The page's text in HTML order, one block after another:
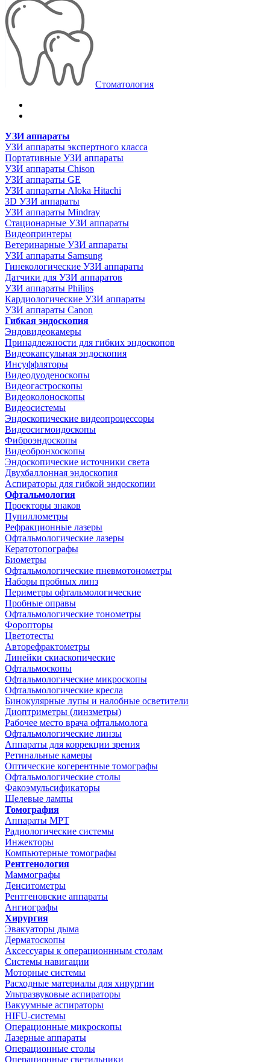
Стоматология
УЗИ аппараты
УЗИ аппараты экспертного класса
Портативные УЗИ аппараты
УЗИ аппараты Chison
УЗИ аппараты GE
УЗИ аппараты Aloka Hitachi
3D УЗИ аппараты
УЗИ аппараты Mindray
Стационарные УЗИ аппараты
Видеопринтеры
Ветеринарные УЗИ аппараты
УЗИ аппараты Samsung
Гинекологические УЗИ аппараты
Датчики для УЗИ аппаратов
УЗИ аппараты Philips
Кардиологические УЗИ аппараты
УЗИ аппараты Canon
Гибкая эндоскопия
Эндовидеокамеры
Принадлежности для гибких эндоскопов
Видеокапсульная эндоскопия
Инсуффляторы
Видеодуоденоскопы
Видеогастроскопы
Видеоколоноскопы
Видеосистемы
Эндоскопические видеопроцессоры
Видеосигмоидоскопы
Фиброэндоскопы
Видеобронхоскопы
Эндоскопические источники света
Двухбаллонная эндоскопия
Аспираторы для гибкой эндоскопии
Офтальмология
Проекторы знаков
Пупиллометры
Рефракционные лазеры
Офтальмологические лазеры
Кератотопографы
Биометры
Офтальмологические пневмотонометры
Наборы пробных линз
Периметры офтальмологические
Пробные оправы
Офтальмологические тонометры
Форопторы
Цветотесты
Авторефрактометры
Линейки скиаскопические
Офтальмоскопы
Офтальмологические микроскопы
Офтальмологические кресла
Бинокулярные лупы и налобные осветители
Диоптриметры (линзметры)
Рабочее место врача офтальмолога
Офтальмологические линзы
Аппараты для коррекции зрения
Ретинальные камеры
Оптические когерентные томографы
Офтальмологические столы
Факоэмульсификаторы
Щелевые лампы
Томография
Аппараты МРТ
Радиологические системы
Инжекторы
Компьютерные томографы
Рентгенология
Маммографы
Денситометры
Рентгеновские аппараты
Ангиографы
Хирургия
Эвакуаторы дыма
Дерматоскопы
Аксессуары к операционнным столам
Системы навигации
Моторные системы
Расходные материалы для хирургии
Ультразвуковые аспираторы
Вакуумные аспираторы
HIFU-системы
Операционные микроскопы
Лазерные аппараты
Операционные столы
Операционные светильники